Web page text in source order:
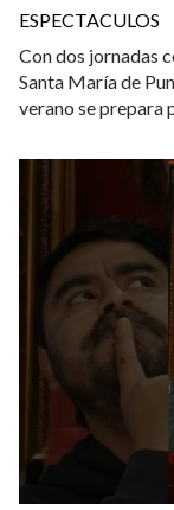
ESPECTACULOS
Con dos jornadas
Santa María de
verano se prepara